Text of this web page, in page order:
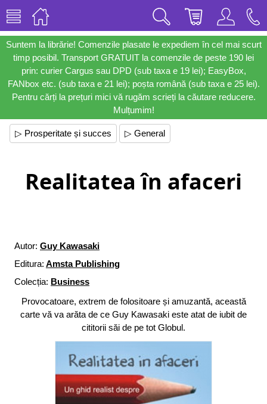
Suntem la librărie! Comenzile plasate le expediem în cel mai scurt
timp posibil. Transport GRATUIT la comenzile de peste 190 lei
prin: curier Cargus sau DPD (sub taxa e 19 lei); EasyBox,
FANbox etc. (sub taxa e 21 lei); poșta română (sub taxa e 25 lei).
Pentru cărți la prețuri mici vă rugăm scrieți la căutare reducere.
Mulțumim!
▷ Prosperitate și succes ▷ General
Realitatea în afaceri
Autor: Guy Kawasaki
Editura: Amsta Publishing
Colecția: Business
Provocatoare, extrem de folositoare și amuzantă, această
carte vă va arăta de ce Guy Kawasaki este atat de iubit de
cititorii săi de pe tot Globul.